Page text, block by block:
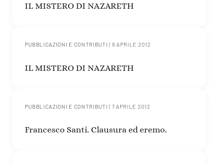
IL MISTERO DI NAZARETH
PUBBLICAZIONI E CONTRIBUTI | 9 APRILE 2012
IL MISTERO DI NAZARETH
PUBBLICAZIONI E CONTRIBUTI | 7 APRILE 2012
Francesco Santi. Clausura ed eremo.